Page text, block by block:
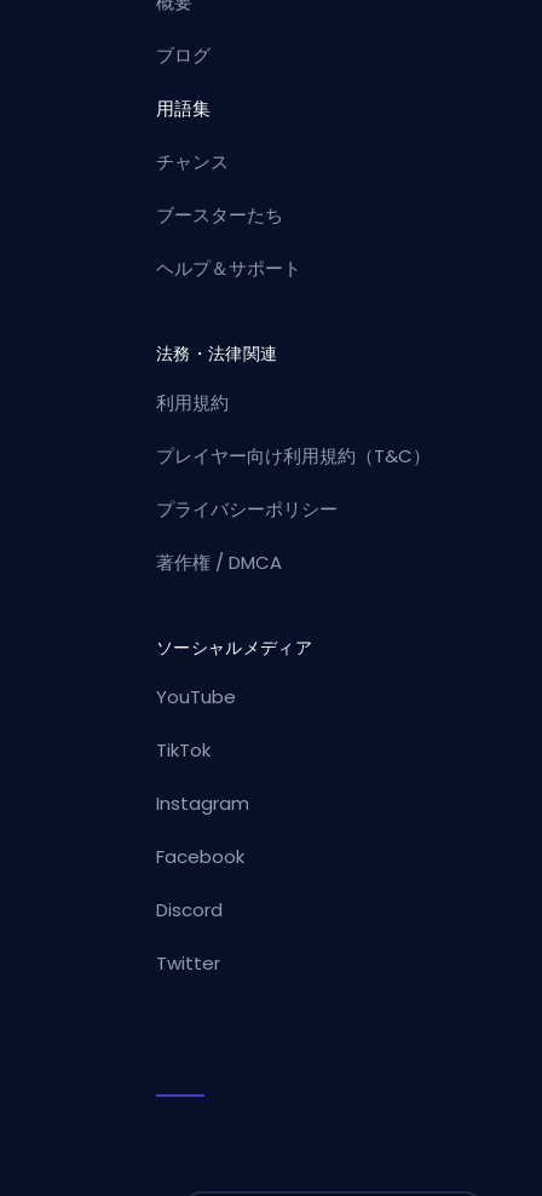
ブログ
用語集
チャンス
ブースターたち
ヘルプ＆サポート
法務・法律関連
利用規約
プレイヤー向け利用規約（T&C）
プライバシーポリシー
著作権 / DMCA
ソーシャルメディア
YouTube
TikTok
Instagram
Facebook
Discord
Twitter